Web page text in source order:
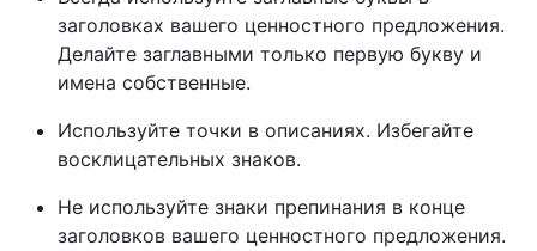
заголовках вашего ценностного предложения.
Делайте заглавными только первую букву и
имена собственные.
Используйте точки в описаниях. Избегайте
восклицательных знаков.
Не используйте знаки препинания в конце
заголовков вашего ценностного предложения.